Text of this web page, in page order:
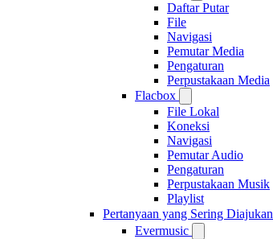
Daftar Putar
File
Navigasi
Pemutar Media
Pengaturan
Perpustakaan Media
Flacbox
File Lokal
Koneksi
Navigasi
Pemutar Audio
Pengaturan
Perpustakaan Musik
Playlist
Pertanyaan yang Sering Diajukan
Evermusic